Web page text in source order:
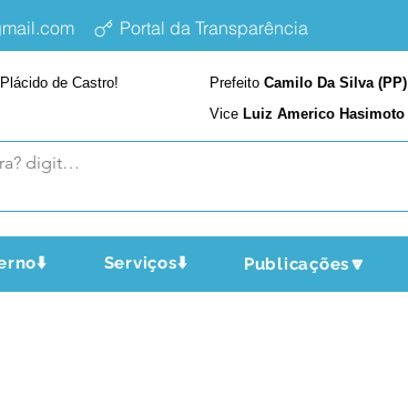
Portal da Transparência
de Castro! Prefeito Camilo Da Silva (PP)
Vice Luiz Americo Hasimoto
Serviços⬇️ Publicações🔽